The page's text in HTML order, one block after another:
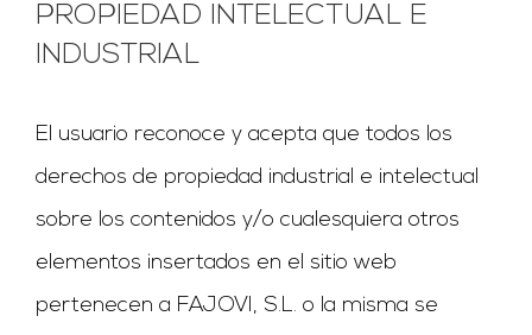
PROPIEDAD INTELECTUAL E
INDUSTRIAL
El usuario reconoce y acepta que todos los
derechos de propiedad industrial e intelectual
sobre los contenidos y/o cualesquiera otros
elementos insertados en el sitio web
pertenecen a FAJOVI, S.L. o la misma se